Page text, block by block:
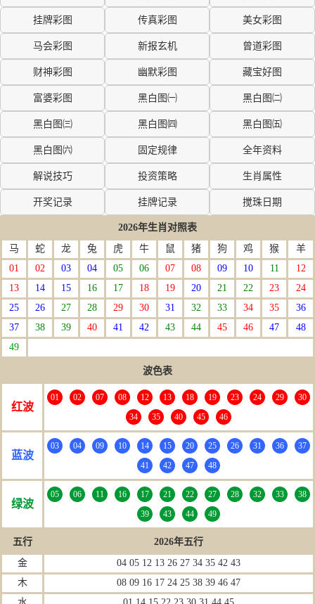
挂牌彩图 传真彩图 美女彩图
马会彩图 新报玄机 曾道彩图
财神彩图 幽默彩图 藏宝好图
富婆彩图 黑白图㈠ 黑白图㈡
黑白图㈢ 黑白图㈣ 黑白图㈤
黑白图㈥ 固定规律 全年资料
解说技巧 投资策略 生肖属性
开奖记录 挂牌记录 搅珠日期
2026年生肖对照表
马
蛇 龙 兔 虎 牛 鼠 猪 狗 鸡 猴
羊
01
02 03 04 05 06 07 08 09 10 11
12
13
14 15 16 17 18 19 20 21 22 23
24
25
26 27 28 29 30 31 32 33 34 35
36
37
38 39 40 41 42 43 44 45 46 47
48
49
波色表
红波
01 02 07 08 12 13 18 19 23 24 29
30
34
35 40 45 46
蓝波
03 04 09 10 14 15 20 25 26 31 36
37
41
42 47 48
绿波
05 06 11 16 17 21 22 27 28 32 33
38
39
43 44 49
五行
2026年五行
金
04 05 12 13 26 27 34 35 42 43
木
08 09 16 17 24 25 38 39 46 47